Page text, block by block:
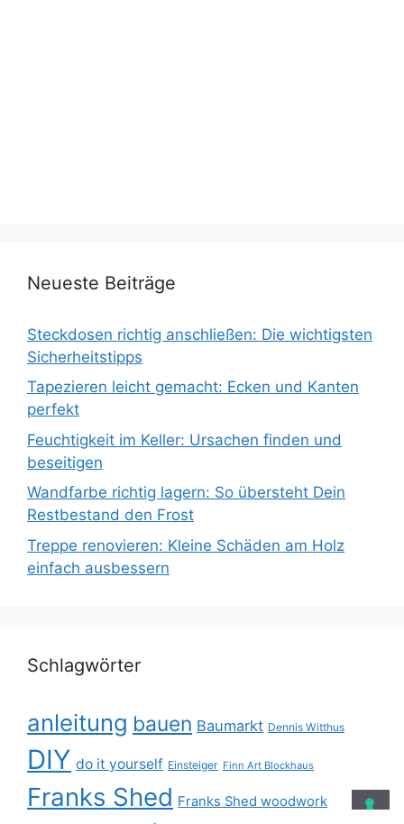
Neueste Beiträge
Steckdosen richtig anschließen: Die wichtigsten
Sicherheitstipps
Tapezieren leicht gemacht: Ecken und Kanten
perfekt
Feuchtigkeit im Keller: Ursachen finden und
beseitigen
Wandfarbe richtig lagern: So übersteht Dein
Restbestand den Frost
Treppe renovieren: Kleine Schäden am Holz
einfach ausbessern
Schlagwörter
anleitung bauen Baumarkt Dennis Witthus
DIY do it yourself Einsteiger Finn Art Blockhaus
Franks Shed Franks Shed woodwork